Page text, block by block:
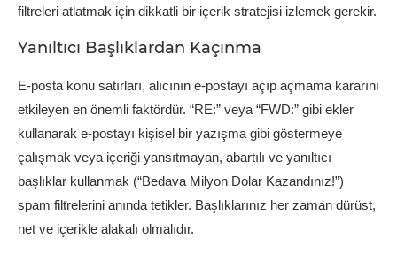
filtreleri atlatmak için dikkatli bir içerik stratejisi izlemek gerekir.
Yanıltıcı Başlıklardan Kaçınma
E-posta konu satırları, alıcının e-postayı açıp açmama kararını
etkileyen en önemli faktördür. “RE:” veya “FWD:” gibi ekler
kullanarak e-postayı kişisel bir yazışma gibi göstermeye
çalışmak veya içeriği yansıtmayan, abartılı ve yanıltıcı
başlıklar kullanmak (“Bedava Milyon Dolar Kazandınız!”)
spam filtrelerini anında tetikler. Başlıklarınız her zaman dürüst,
net ve içerikle alakalı olmalıdır.